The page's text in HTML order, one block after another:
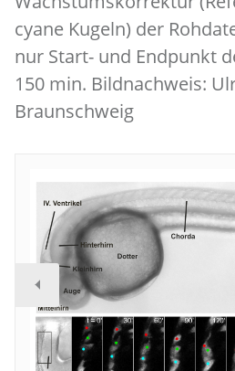
cyane Kugeln) der
nur Start- und Endpunkt
150 min. Bildnachweis:
Braunschweig